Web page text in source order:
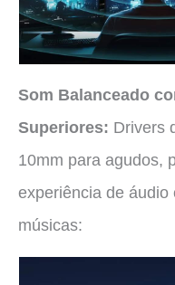
Som Balanceado
Superiores: Drivers
10mm para agudos,
experiência de
músicas: